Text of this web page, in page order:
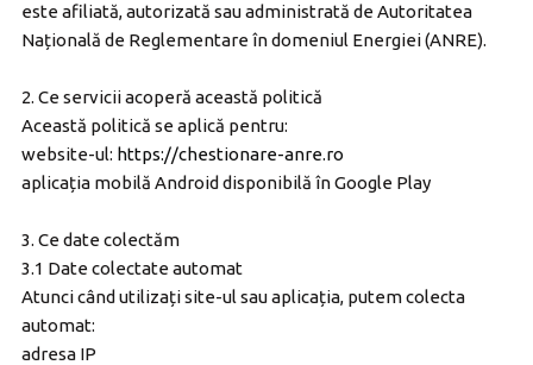
este afiliată, autorizată sau administrată de Autoritatea
Națională de Reglementare în domeniul Energiei (ANRE).
2. Ce servicii acoperă această politică
Această politică se aplică pentru:
website-ul: https://chestionare-anre.ro
aplicația mobilă Android disponibilă în Google Play
3. Ce date colectăm
3.1 Date colectate automat
Atunci când utilizați site-ul sau aplicația, putem colecta
automat:
adresa IP